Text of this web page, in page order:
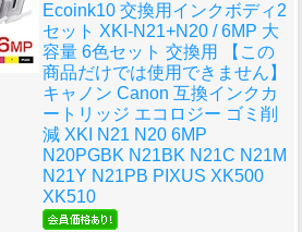
Ecoink10 交換用インクボディ2
セット XKI-N21+N20 / 6MP 大
容量 6色セット 交換用 【この
商品だけでは使用できません】
キャノン Canon 互換インクカ
ートリッジ エコロジー ゴミ削
減 XKI N21 N20 6MP
N20PGBK N21BK N21C N21M
N21Y N21PB PIXUS XK500
XK510